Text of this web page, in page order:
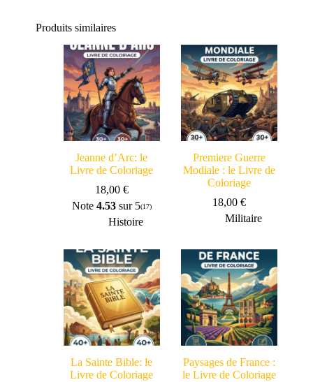
Produits similaires
Jeanne d’Arc: le
Livre de Coloriage
18,00 €
Note 4.53sur 5(17)
Histoire
Premiere Guerre
Modiale : le Livre de
Coloriage
18,00€
Militaire
La Sainte Bible: le
Livre de Coloriage
Paysages de France :
le Livre de Coloriage